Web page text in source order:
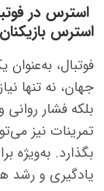
استرس در
استرس
فوتبال،
جهان، نه تنها
بلکه فشار
تمرینات نیز
بگذارد. به‌ویژه
یادگیری و رشد